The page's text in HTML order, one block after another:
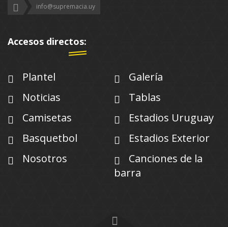
info@supremacia.uy
Accesos directos:
Plantel
Galería
Noticias
Tablas
Camisetas
Estadios Uruguay
Basquetbol
Estadios Exterior
Nosotros
Canciones de la
barra